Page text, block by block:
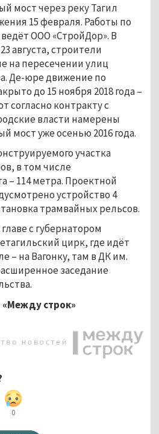
мост через реку Тагил
15 февраля. Работы по
ООО «СтройДор». В
августа, строители
на пересечении улиц
Де-юре движение по
до 15 ноября 2018 года –
согласно контракту с
власти намерены
мост уже осенью 2016 года.
участка
в том числе
– 114 метра. Проектной
устройство 4
трамвайных рельсов.
с губернатором
цирк, где идёт
– на Вагонку, там в ДК им.
заседание
«Между строк»
0